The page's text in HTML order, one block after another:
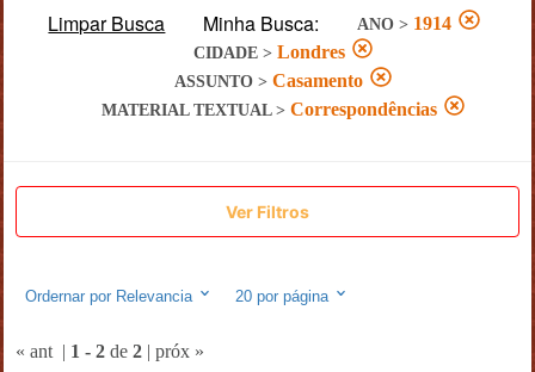
Limpar Busca Minha Busca: ANO > 1914
CIDADE> Londres
ASSUNTO > Casamento
MATERIAL TEXTUAL> Correspondências
Ver Filtros
Ordernar por Relevancia 20por página
« ant | 1 - 2de 2| próx »